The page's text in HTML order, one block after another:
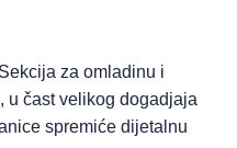
za omladinu i
u čast velikog dogadjaja
spremiće dijetalnu